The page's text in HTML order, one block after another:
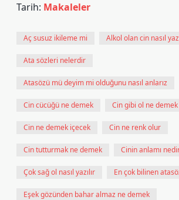
Tarih: Makaleler
Aç susuz ikileme mi Alkol olan cin nasıl
Ata sözleri nelerdir
Atasözü mü deyim mi olduğunu nasıl anlarız
Cin cücüğü ne demek Cin gibi ol ne demek
Cin ne demek içecek Cin ne renk olur
Cin tutturmak ne demek Cinin anlamı
Çok sağ ol nasıl yazılır En çok bilinen
Eşek gözünden bahar almaz ne demek